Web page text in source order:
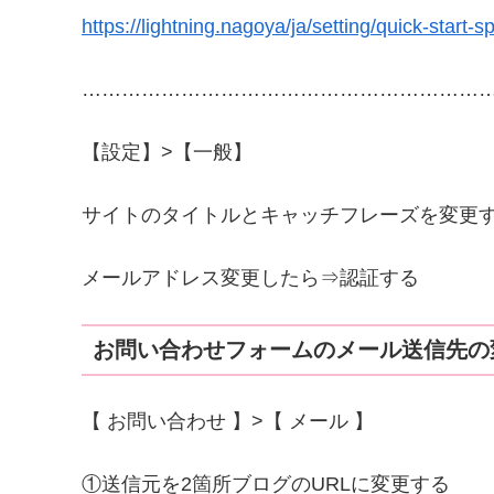
https://lightning.nagoya/ja/setting/quick-start-sp
【設定】>【一般】
サイトのタイトルと キャッチフレーズを変更
メールアドレス変更したら⇒認証する
お問い合わせフォームのメール送信先
【 お問い合わせ 】>【 メール 】
①送信元を2箇所ブログのURLに変更する